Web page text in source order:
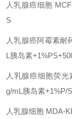
人乳腺癌细胞
S
人乳腺癌阿霉素耐
L胰岛素
人乳腺癌细胞荧光
g/mL胰岛素+1%P/S
人乳腺细胞 MDA-